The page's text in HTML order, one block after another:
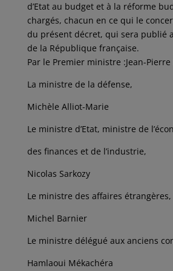
d’Etat au budget et à la réforme
chargés, chacun en ce qui le
du présent décret, qui sera publié
de la République française.
Par le Premier ministre :Jean-
La ministre de la défense,
Michèle Alliot-Marie
Le ministre d’Etat, ministre de
des finances et de l’industrie,
Nicolas Sarkozy
Le ministre des affaires étrangères,
Michel Barnier
Le ministre délégué aux anciens
Hamlaoui Mékachéra